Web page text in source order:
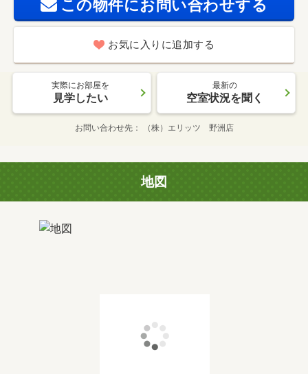
この物件にお問い合わせする
お気に入りに追加する
実際にお部屋を
見学したい
最新の
空室状況を聞く
お問い合わせ先 （株）エリッツ 野洲店
地図